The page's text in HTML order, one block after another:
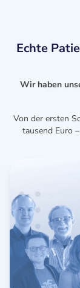
Echte
Wir haben
Von der ersten
tausend Euro